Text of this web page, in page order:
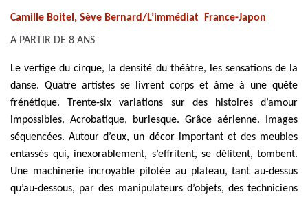
Camille Boitel, Sève Bernard/L’immédiat France-Japon
A PARTIR DE 8 ANS
Le vertige du cirque, la densité du théâtre, les sensations de la
danse. Quatre artistes se
livrent corps et âme à une quête
frénétique. Trente-six variations sur des histoires d’amour
impossibles. Acrobatique, burlesque. Grâce aérienne. Images
séquencées. Autour d’eux, un décor important et des meubles
entassés qui, inexorablement, s’effritent, se délitent, tombent.
Une machinerie incroyable pilotée au plateau, tant au-dessus
qu’au-dessous, pardes manipulateurs d’objets, des techniciens